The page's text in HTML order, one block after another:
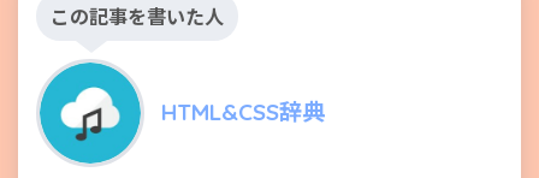
この記事を書いた人
HTML&CSS辞典